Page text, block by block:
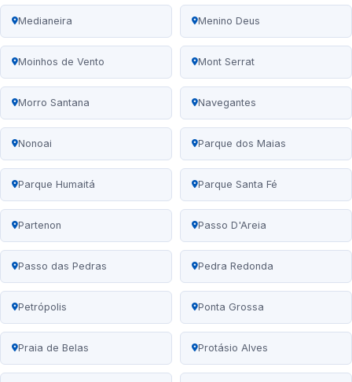
Medianeira Menino Deus
Moinhos de Vento Mont Serrat
Morro Santana Navegantes
Nonoai Parque dos Maias
Parque Humaitá Parque Santa Fé
Partenon Passo D'Areia
Passo das Pedras Pedra Redonda
Petrópolis Ponta Grossa
Praia de Belas Protásio Alves